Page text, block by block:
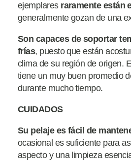
ejemplaresraramente están
generalmente gozan de una
Son capaces de soportar
frías, puesto que están
clima de su región de origen.
tiene un muy buen promedio
durante mucho tiempo.
CUIDADOS
Su pelaje es fácil de
ocasional es suficiente para
aspecto y una limpieza